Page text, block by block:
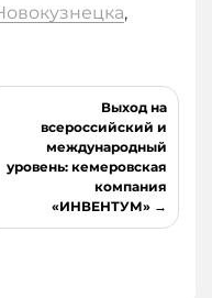
,
Выход на
всероссийский и
международный
уровень: кемеровская
компания
«ИНВЕНТУМ»